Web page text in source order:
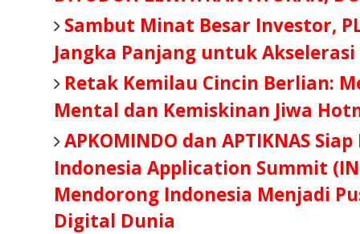
Sambut Minat Besar Investor,
Jangka Panjang untuk Akselerasi
Retak Kemilau Cincin Berlian:
Mental dan Kemiskinan Jiwa
APKOMINDO dan APTIKNAS
Indonesia Application Summit
Mendorong Indonesia Menjadi
Digital Dunia